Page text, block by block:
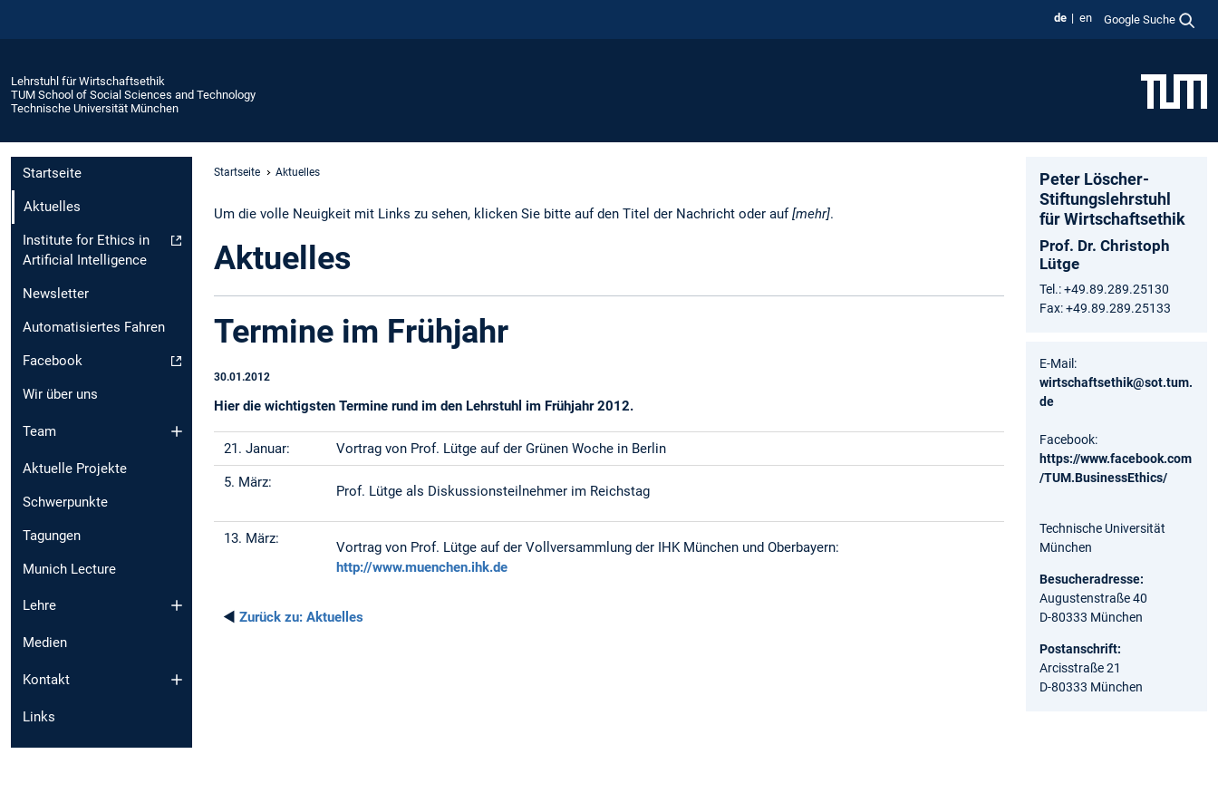
de en Google Suche
Lehrstuhl für Wirtschaftsethik
TUM School of Social Sciences and Technology
Technische Universität München
Startseite
Aktuelles
Institute for Ethics in
Artificial Intelligence
Newsletter
Automatisiertes Fahren
Facebook
Wir über uns
Team
Aktuelle Projekte
Schwerpunkte
Tagungen
Munich Lecture
Lehre
Medien
Kontakt
Links
Startseite Aktuelles
Um die volle Neuigkeit mit Links zu sehen, klicken Sie bitte auf den Titel der Nachricht oder auf[mehr].
Aktuelles
Termine im Frühjahr
30.01.2012
Hier die wichtigsten Termine rund im den Lehrstuhl im Frühjahr 2012.
21. Januar: Vortrag von Prof. Lütge auf der Grünen Woche in Berlin
5. März:
Prof. Lütge als Diskussionsteilnehmer im Reichstag
13. März:
Vortrag von Prof. Lütge auf der Vollversammlung der IHK München und Oberbayern:
http://www.muenchen.ihk.de
◄ Zurück zu: Aktuelles
Peter Löscher-
Stiftungslehrstuhl
für Wirtschaftsethik
Prof. Dr. Christoph
Lütge
Tel.: +49.89.289.25130
Fax: +49.89.289.25133
E-Mail:
wirtschaftsethik@sot.tum.
de
Facebook:
https://www.facebook.com
/TUM.BusinessEthics/
Technische Universität
München
Besucheradresse:
Augustenstraße 40
D-80333 München
Postanschrift:
Arcisstraße 21
D-80333 München